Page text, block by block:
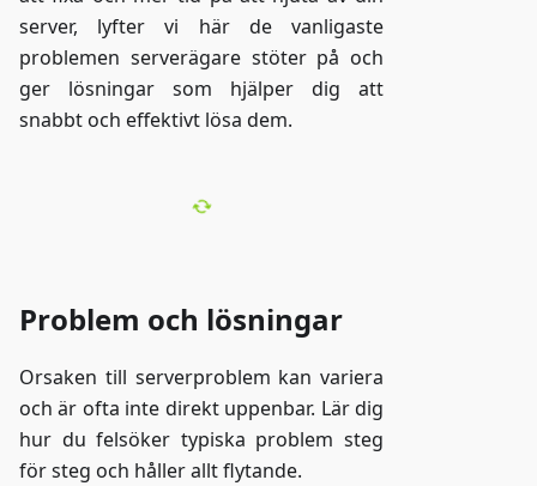
server, lyfter vi här de vanligaste
problemen serverägare stöter på och
ger lösningar som hjälper dig att
snabbt och effektivt lösa dem.
Problem och lösningar
Orsaken till serverproblem kan variera
och är ofta inte direkt uppenbar. Lär dig
hur du felsöker typiska problem steg
för steg och håller allt flytande.